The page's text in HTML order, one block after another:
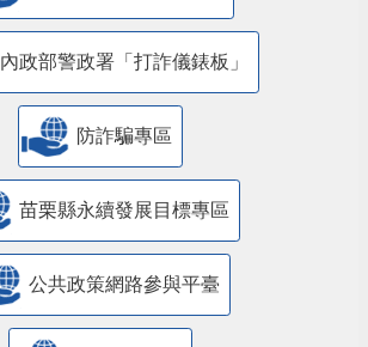
內政部警政署「打詐儀錶板」
防詐騙專區
苗栗縣永續發展目標專區
公共政策網路參與平臺